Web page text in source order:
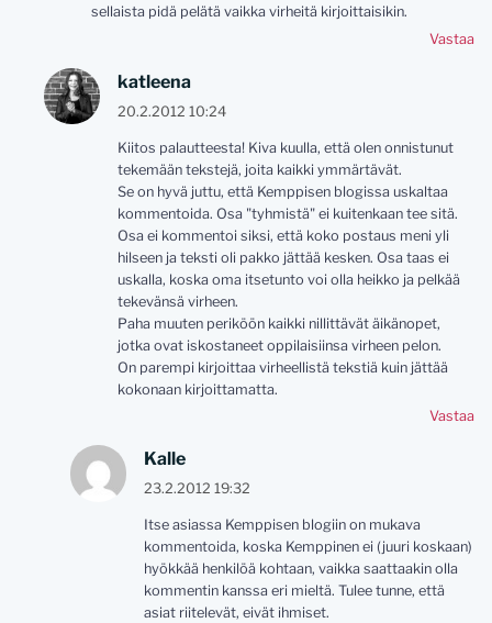
sellaista pidä pelätä vaikka virheitä kirjoittaisikin.
Vastaa
katleena
20.2.2012 10:24
Kiitos palautteesta! Kiva kuulla, että olen onnistunut
tekemään tekstejä, joita kaikki ymmärtävät.
Se on hyvä juttu, että Kemppisen blogissa uskaltaa
kommentoida. Osa "tyhmistä" ei kuitenkaan tee sitä.
Osa ei kommentoi siksi, että koko postaus meni yli
hilseen ja teksti oli pakko jättää kesken. Osa taas ei
uskalla, koska oma itsetunto voi olla heikko ja pelkää
tekevänsä virheen.
Paha muuten periköön kaikki nillittävät äikänopet,
jotka ovat iskostaneet oppilaisiinsa virheen pelon.
On parempi kirjoittaa virheellistä tekstiä kuin jättää
kokonaan kirjoittamatta.
Vastaa
Kalle
23.2.2012 19:32
Itse asiassa Kemppisen blogiin on mukava
kommentoida, koska Kemppinen ei (juuri koskaan)
hyökkää henkilöä kohtaan, vaikka saattaakin olla
kommentin kanssa eri mieltä. Tulee tunne, että
asiat riitelevät, eivät ihmiset.